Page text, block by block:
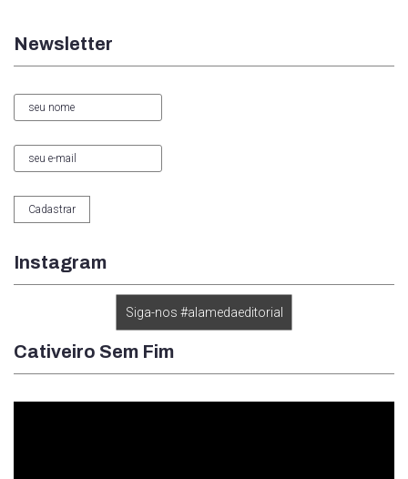
Newsletter
Instagram
Siga-nos #alamedaeditorial
Cativeiro Sem Fim